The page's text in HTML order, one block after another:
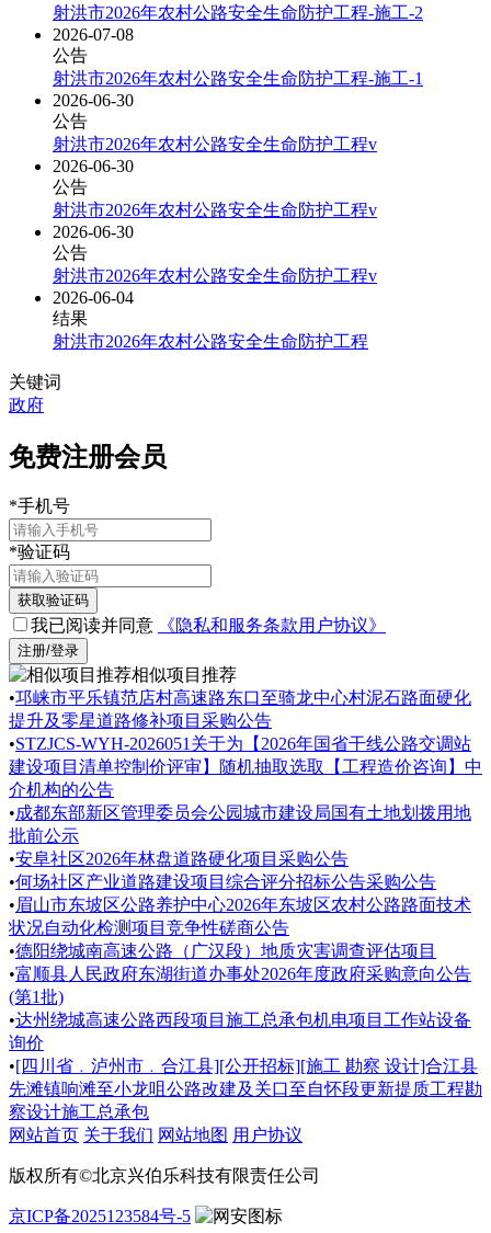
射洪市2026年农村公路安全生命防护工程-施工-2
2026-07-08
公告
射洪市2026年农村公路安全生命防护工程-施工-1
2026-06-30
公告
射洪市2026年农村公路安全生命防护工程v
2026-06-30
公告
射洪市2026年农村公路安全生命防护工程v
2026-06-30
公告
射洪市2026年农村公路安全生命防护工程v
2026-06-04
结果
射洪市2026年农村公路安全生命防护工程
关键词
政府
免费注册会员
*手机号
*验证码
获取验证码
我已阅读并同意 《隐私和服务条款用户协议》
注册/登录
相似项目推荐
•邛崃市平乐镇范店村高速路东口至骑龙中心村泥石路面硬化
提升及零星道路修补项目采购公告
•STZJCS-WYH-2026051关于为【2026年国省干线公路交调站
建设项目清单控制价评审】随机抽取选取【工程造价咨询】中
介机构的公告
•成都东部新区管理委员会公园城市建设局国有土地划拨用地
批前公示
•安阜社区2026年林盘道路硬化项目采购公告
•何场社区产业道路建设项目综合评分招标公告采购公告
•眉山市东坡区公路养护中心2026年东坡区农村公路路面技术
状况自动化检测项目竞争性磋商公告
•德阳绕城南高速公路（广汉段）地质灾害调查评估项目
•富顺县人民政府东湖街道办事处2026年度政府采购意向公告
(第1批)
•达州绕城高速公路西段项目施工总承包机电项目工作站设备
询价
•[四川省﹒泸州市﹒合江县][公开招标][施工 勘察 设计]合江县
先滩镇响滩至小龙咀公路改建及关口至自怀段更新提质工程勘
察设计施工总承包
网站首页 关于我们 网站地图 用户协议
版权所有©北京兴伯乐科技有限责任公司
京ICP备2025123584号-5